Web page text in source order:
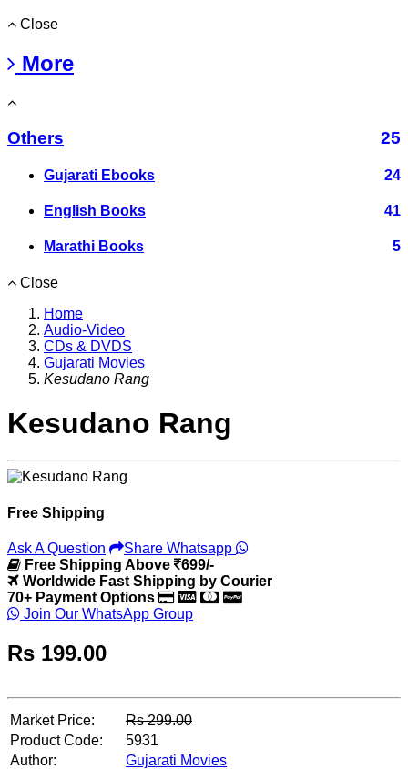
Close
More
Others 25
Gujarati Ebooks 24
English Books 41
Marathi Books 5
Close
Home
Audio-Video
CDs & DVDS
Gujarati Movies
Kesudano Rang
Kesudano Rang
Free Shipping
Ask A Question
Share Whatsapp
Free Shipping Above
699/-
Worldwide Fast Shipping by Courier
70+ Payment Options
Join Our WhatsApp Group
Rs 199.00
Market Price: Rs299.00
Product Code:
5931
Author:
Gujarati Movies